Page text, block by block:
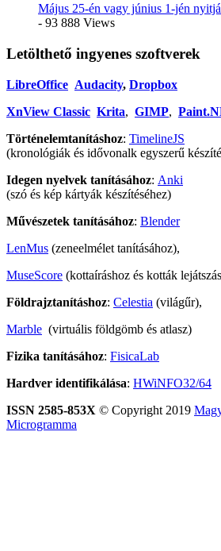
Május 25-én vagy június 1-jén
- 93 888 Views
Letölthető ingyenes szoftverek
LibreOffice Audacity, Dropbox
XnView Classic Krita, GIMP,
Történelemtanításhoz: TimelineJS
(kronológiák és idővonalk egyszerű
Idegen nyelvek tanításához: Anki
(szó és kép kártyák készítéséhez)
Művészetek tanításához: Blender
LenMus (zeneelmélet tanításához),
MuseScore (kottaíráshoz és kották
Földrajztanításhoz: Celestia (világűr),
Marble (virtuális földgömb és atlasz)
Fizika tanításához: FisicaLab
Hardver identifikálása: HWiNFO32/64
ISSN 2585-853X © Copyright 2019
Microgramma